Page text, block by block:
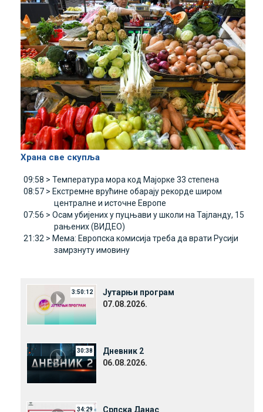
Храна све скупља
09:58 > Температура мора код Мајорке 33 степена
08:57 > Екстремне врућине обарају рекорде широм
централне и источне Европе
07:56 > Осам убијених у пуцњави у школи на Тајланду, 15
рањених (ВИДЕО)
21:32 > Мема: Европска комисија треба да врати Русији
замрзнуту имовину
3:50:12
Јутарњи програм
07.08.2026.
30:38
Дневник 2
06.08.2026.
34:29 Српска Данас